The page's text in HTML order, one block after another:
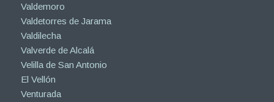
Valdemoro
Valdetorres de Jarama
Valdilecha
Valverde de Alcalá
Velilla de San Antonio
El Vellón
Venturada